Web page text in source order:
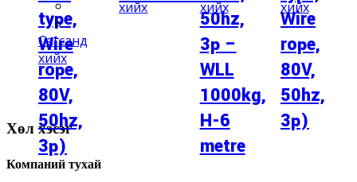
type,
Wire
rope,
80V,
50hz,
3p)
Сагсанд
хийх
хийх
50hz,
3p –
WLL
1000kg,
H-6
metre
хийх
Wire
rope,
80V,
50hz,
3p)
хийх
Хөл хэсэг
Компаний тухай